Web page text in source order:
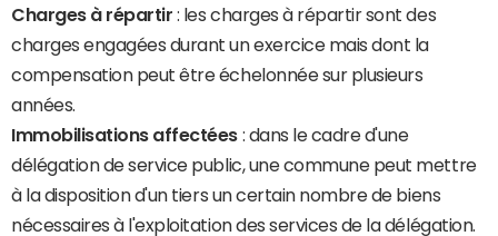
Charges à répartir : les charges à répartir sont des
charges engagées durant un exercice mais dont la
compensation peut être échelonnée sur plusieurs
années.
Immobilisations affectées : dans le cadre d'une
délégation de service public, une commune peut mettre
à la disposition d'un tiers un certain nombre de biens
nécessaires à l'exploitation des services de la délégation.